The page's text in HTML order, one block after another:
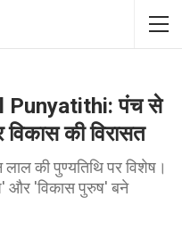
Punyatithi: पंच से
की विरासत
लाल की पुण्यतिथि पर विशेष।
और 'विकास पुरुष' बने